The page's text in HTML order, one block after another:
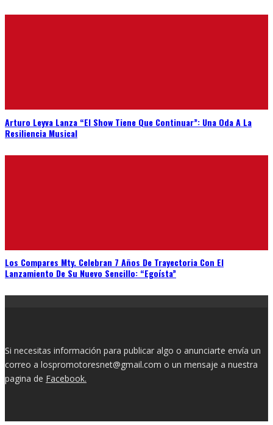
Arturo Leyva Lanza “El Show Tiene Que Continuar”: Una Oda A La
Resiliencia Musical
Los Compares Mty. Celebran 7 Años De Trayectoria Con El
Lanzamiento De Su Nuevo Sencillo: “Egoísta”
Si necesitas información para publicar algo o anunciarte envía un
correo a lospromotoresnet@gmail.com o un mensaje a nuestra
pagina de Facebook.